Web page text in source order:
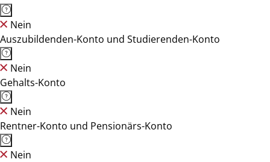
Nein
Auszubildenden-Konto und Studierenden-Konto
Nein
Gehalts-Konto
Nein
Rentner-Konto und Pensionärs-Konto
Nein